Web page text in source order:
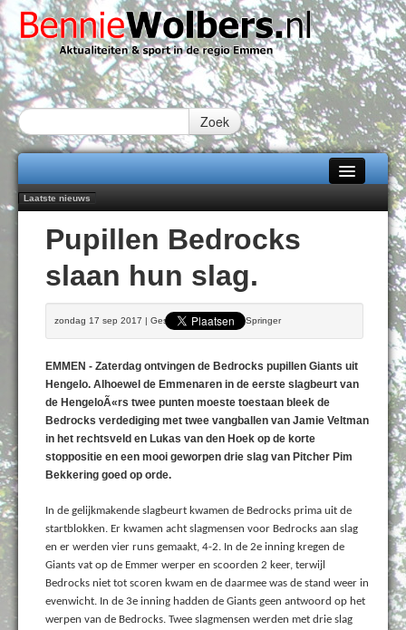
Zoek
Home
Alle categorieën
Over Bennie Wolbers
Fotoboek
Laatste nieuws
nieuwe rugsponsor
Najaar '26 staat live!
102 kaarsen voor eeuwling Mieke Sijbom-Maatje
Emmen wint op Open Dag overtuigend van Almere City
Treffer van Quispel bezorgt FC Emmen droomstart
Pupillen Bedrocks
slaan hun slag.
zondag 17 sep 2017 | Geschreven door Bert Springer
EMMEN - Zaterdag ontvingen de Bedrocks pupillen Giants uit
Hengelo. Alhoewel de Emmenaren in de eerste slagbeurt van
de HengeloÃ«rs twee punten moeste toestaan bleek de
Bedrocks verdediging met twee vangballen van Jamie Veltman
in het rechtsveld en Lukas van den Hoek op de korte
stoppositie en een mooi geworpen drie slag van Pitcher Pim
Bekkering goed op orde.
In de gelijkmakende slagbeurt kwamen de Bedrocks prima uit de
startblokken. Er kwamen acht slagmensen voor Bedrocks aan slag
en er werden vier runs gemaakt, 4-2. In de 2e inning kregen de
Giants vat op de Emmer werper en scoorden 2 keer, terwijl
Bedrocks niet tot scoren kwam en de daarmee was de stand weer in
evenwicht. In de 3e inning hadden de Giants geen antwoord op het
werpen van de Bedrocks. Twee slagmensen werden met drie slag